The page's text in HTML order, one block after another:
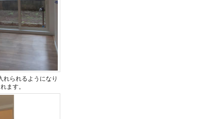
れられるようになり
ます。